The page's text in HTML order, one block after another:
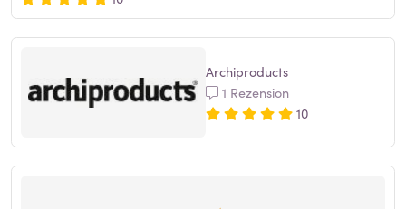
Archiproducts
1 Rezension
10